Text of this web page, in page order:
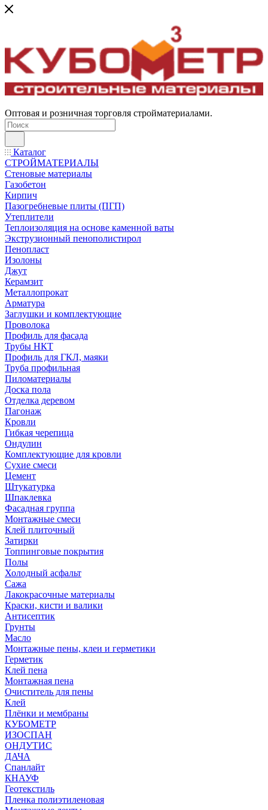
Оптовая и розничная торговля стройматериалами.
Каталог
СТРОЙМАТЕРИАЛЫ
Стеновые материалы
Газобетон
Кирпич
Пазогребневые плиты (ПГП)
Утеплители
Теплоизоляция на основе каменной ваты
Экструзионный пенополистирол
Пенопласт
Изолоны
Джут
Керамзит
Металлопрокат
Арматура
Заглушки и комплектующие
Проволока
Профиль для фасада
Трубы НКТ
Профиль для ГКЛ, маяки
Труба профильная
Пиломатериалы
Доска пола
Отделка деревом
Пагонаж
Кровли
Гибкая черепица
Ондулин
Комплектующие для кровли
Сухие смеси
Цемент
Штукатурка
Шпаклевка
Фасадная группа
Монтажные смеси
Клей плиточный
Затирки
Топпинговые покрытия
Полы
Холодный асфальт
Сажа
Лакокрасочные материалы
Краски, кисти и валики
Антисептик
Грунты
Масло
Монтажные пены, клеи и герметики
Герметик
Клей пена
Монтажная пена
Очиститель для пены
Клей
Плёнки и мембраны
КУБОМЕТР
ИЗОСПАН
ОНДУТИС
ДАЧА
Спанлайт
КНАУФ
Геотекстиль
Пленка полиэтиленовая